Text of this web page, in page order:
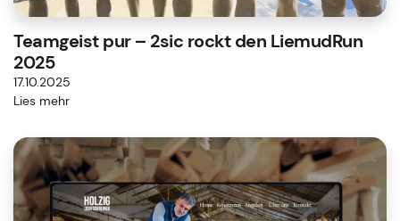
Teamgeist pur – 2sic rockt den LiemudRun
2025
17.10.2025
Lies mehr